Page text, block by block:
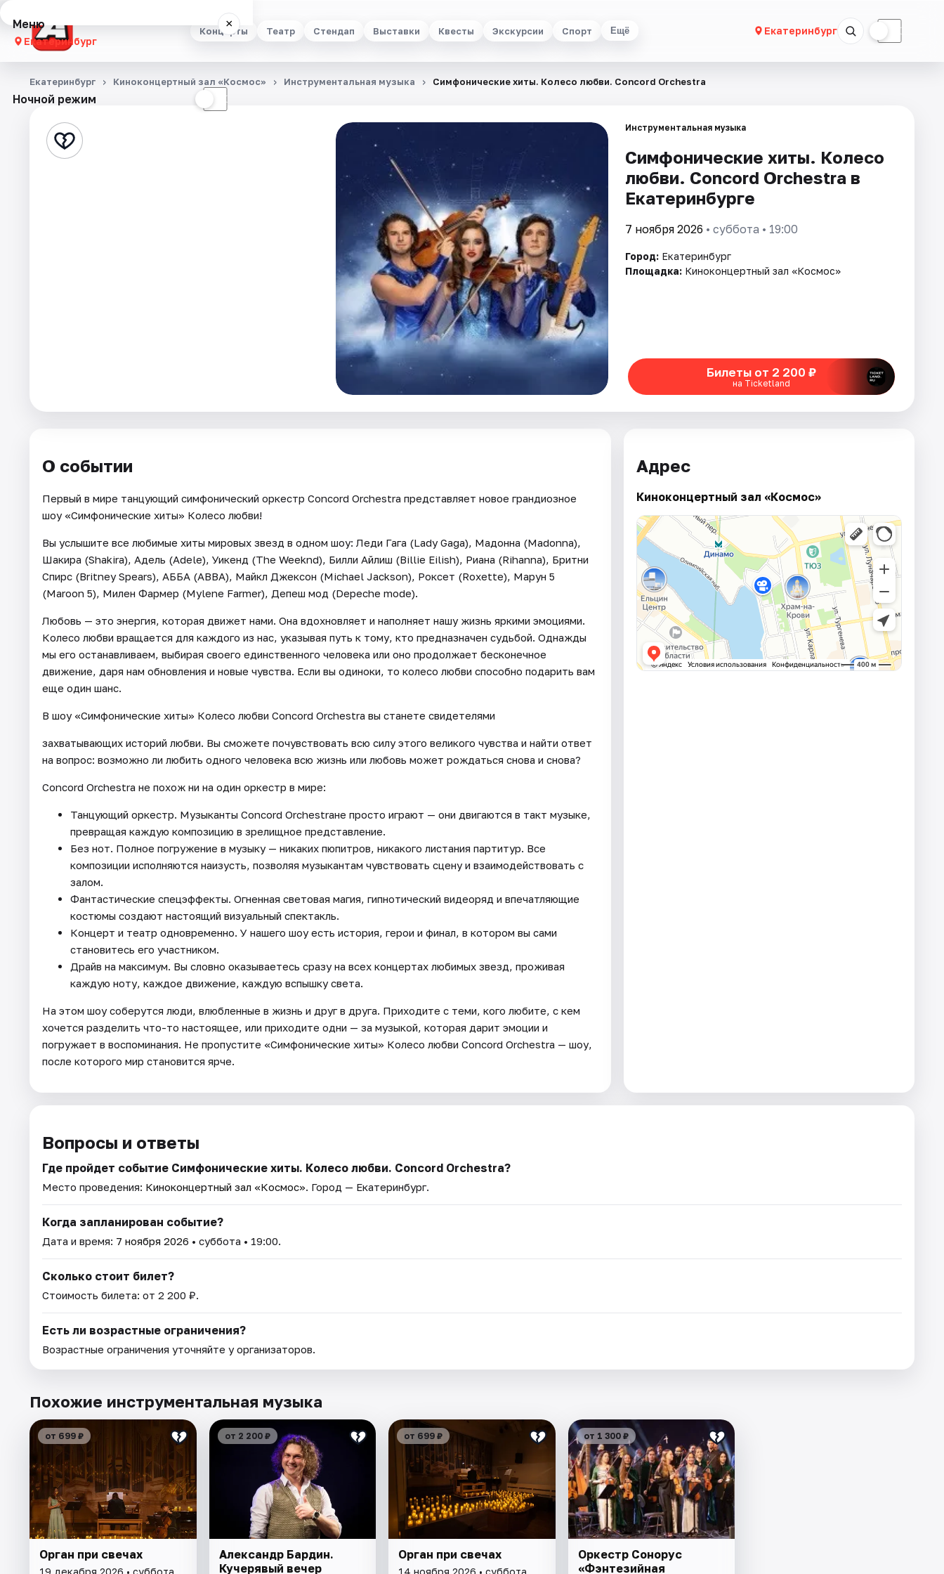
Концерты Театр Стендап Выставки Квесты Экскурсии Спорт Ещё Екатеринбург ☾
Меню ×
Екатеринбург
Концерты
Стендап
Ночной режим ☾
Екатеринбург Киноконцертный зал «Космос» Инструментальная музыка Симфонические хиты. Колесо любви. Concord Orchestra
Инструментальная музыка
Симфонические хиты. Колесо
любви. Concord Orchestra в
Екатеринбурге
7 ноября 2026 • суббота • 19:00
Город: Екатеринбург
Площадка: Киноконцертный зал «Космос»
Билеты от 2 200 ₽
на Ticketland
О событии
Первый в мире танцующий симфонический оркестр Concord Orchestra представляет новое грандиозное
шоу «Симфонические хиты» Колесо любви!
Вы услышите все любимые хиты мировых звезд в одном шоу: Леди Гага (Lady Gaga), Мадонна (Madonna),
Шакира (Shakira), Адель (Adele), Уикенд (The Weeknd), Билли Айлиш (Billie Eilish), Риана (Rihanna), Бритни
Спирс (Britney Spears), АББА (ABBA), Майкл Джексон (Michael Jackson), Роксет (Roxette), Марун 5
(Maroon 5), Милен Фармер (Mylene Farmer), Депеш мод (Depeche mode).
Любовь — это энергия, которая движет нами. Она вдохновляет и наполняет нашу жизнь яркими эмоциями.
Колесо любви вращается для каждого из нас, указывая путь к тому, кто предназначен судьбой. Однажды
мы его останавливаем, выбирая своего единственного человека или оно продолжает бесконечное
движение, даря нам обновления и новые чувства. Если вы одиноки, то колесо любви способно подарить вам
еще один шанс.
В шоу «Симфонические хиты» Колесо любви Concord Orchestra вы станете свидетелями
захватывающих историй любви. Вы сможете почувствовать всю силу этого великого чувства и найти ответ
на вопрос: возможно ли любить одного человека всю жизнь или любовь может рождаться снова и снова?
Concord Orchestra не похож ни на один оркестр в мире:
Танцующий оркестр. Музыканты Concord Orchestraне просто играют — они двигаются в такт музыке,
превращая каждую композицию в зрелищное представление.
Без нот. Полное погружение в музыку — никаких пюпитров, никакого листания партитур. Все
композиции исполняются наизусть, позволяя музыкантам чувствовать сцену и взаимодействовать с
залом.
Фантастические спецэффекты. Огненная световая магия, гипнотический видеоряд и впечатляющие
костюмы создают настоящий визуальный спектакль.
Концерт и театр одновременно. У нашего шоу есть история, герои и финал, в котором вы сами
становитесь его участником.
Драйв на максимум. Вы словно оказываетесь сразу на всех концертах любимых звезд, проживая
каждую ноту, каждое движение, каждую вспышку света.
На этом шоу соберутся люди, влюбленные в жизнь и друг в друга. Приходите с теми, кого любите, с кем
хочется разделить что-то настоящее, или приходите одни — за музыкой, которая дарит эмоции и
погружает в воспоминания. Не пропустите «Симфонические хиты» Колесо любви Concord Orchestra — шоу,
после которого мир становится ярче.
Адрес
Киноконцертный зал «Космос»
Вопросы и ответы
Где пройдет событие Симфонические хиты. Колесо любви. Concord Orchestra?
Место проведения: Киноконцертный зал «Космос». Город — Екатеринбург.
Когда запланирован событие?
Дата и время: 7 ноября 2026 • суббота • 19:00.
Сколько стоит билет?
Стоимость билета: от 2 200 ₽.
Есть ли возрастные ограничения?
Возрастные ограничения уточняйте у организаторов.
Похожие инструментальная музыка
от 699 ₽
Орган при свечах
19 декабря 2026 • суббота
от 2 200 ₽
Александр Бардин.
Кучерявый вечер
от 699 ₽
Орган при свечах
14 ноября 2026 • суббота
от 1 300 ₽
Оркестр Сонорус
«Фэнтезийная